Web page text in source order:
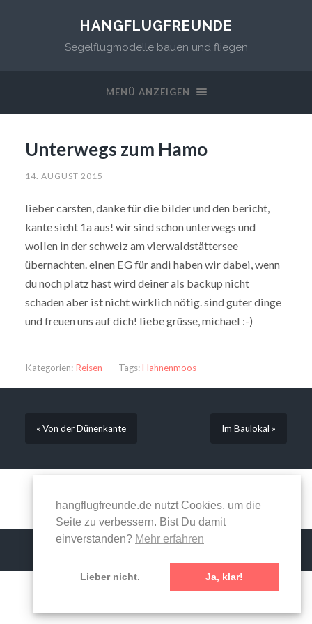
HANGFLUGFREUNDE
Segelflugmodelle bauen und fliegen
MENÜ ANZEIGEN
Unterwegs zum Hamo
14. AUGUST 2015
lieber carsten, danke für die bilder und den bericht,
kante sieht 1a aus! wir sind schon unterwegs und
wollen in der schweiz am vierwaldstättersee
übernachten. einen EG für andi haben wir dabei, wenn
du noch platz hast wird deiner als backup nicht
schaden aber ist nicht wirklich nötig. sind guter dinge
und freuen uns auf dich! liebe grüsse, michael :-)
Kategorien: Reisen Tags:Hahnenmoos
« Von der Dünenkante Im Baulokal »
Kommentare sind geschlossen.
hangflugfreunde.de nutzt Cookies, um die
Seite zu verbessern. Bist Du damit
einverstanden? Mehr erfahren
Lieber nicht. Ja, klar!